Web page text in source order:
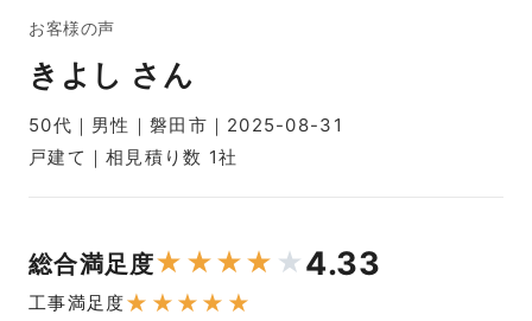
お客様の声
きよし さん
50代｜男性｜磐田市｜2025-08-31
戸建て｜相見積り数 1社
総合満足度★ ★★★ ★ 4.33
工事満足度★ ★ ★ ★ ★